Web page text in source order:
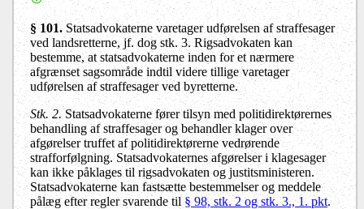
§ 101. Statsadvokaterne varetager udførelsen af straffesager
ved landsretterne, jf. dog stk. 3. Rigsadvokaten kan
bestemme, at statsadvokaterne inden for et nærmere
afgrænset sagsområde indtil videre tillige varetager
udførelsen af straffesager ved byretterne.
Stk. 2.Statsadvokaterne fører tilsyn med politidirektørernes
behandling af straffesager og behandler klager over
afgørelser truffet af politidirektørerne vedrørende
strafforfølgning. Statsadvokaternes afgørelser i klagesager
kan ikke påklages til rigsadvokaten og justitsministeren.
Statsadvokaterne kan fastsætte bestemmelser og meddele
pålæg efter regler svarende til§ 98, stk. 2 og stk. 3., 1. pkt.